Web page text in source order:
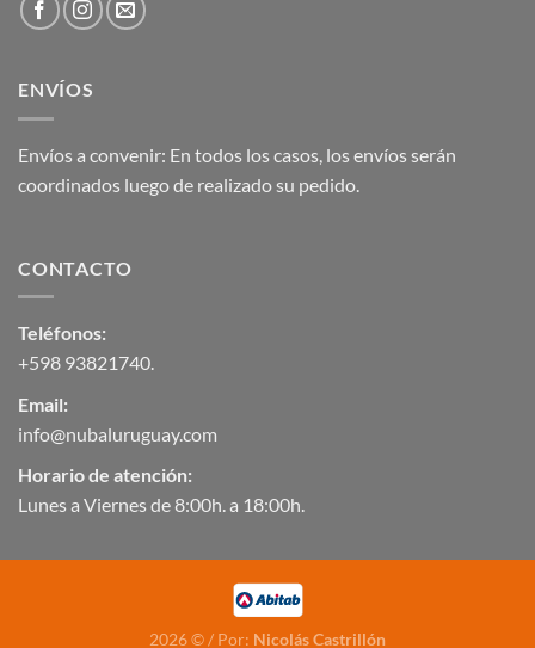
ENVÍOS
Envíos a convenir: En todos los casos, los envíos serán
coordinados luego de realizado su pedido.
CONTACTO
Teléfonos:
+598 93821740.
Email:
info@nubaluruguay.com
Horario de atención:
Lunes a Viernes de 8:00h. a 18:00h.
2026 © / Por: Nicolás Castrillón